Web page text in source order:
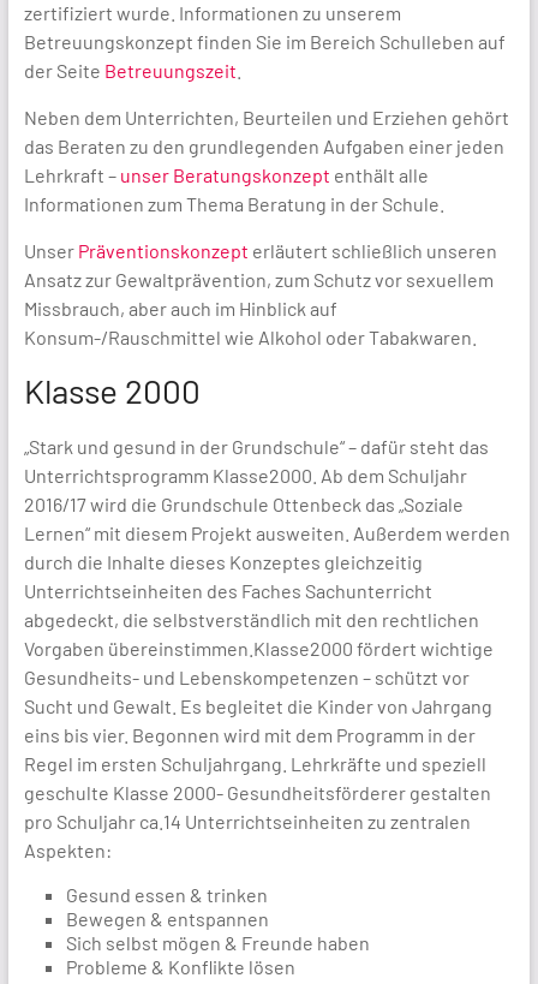
zertifiziert wurde. Informationen zu unserem
Betreuungskonzept finden Sie im Bereich Schulleben auf
der Seite Betreuungszeit
Neben dem Unterrichten, Beurteilen und Erziehen gehört
das Beraten zu den grundlegenden Aufgaben einer jeden
Lehrkraft – unser Beratungskonzept enthält alle
Informationen zum Thema Beratung in der Schule.
Unser Präventionskonzept erläutert schließlich unseren
Ansatz zur Gewaltprävention, zum Schutz vor sexuellem
Missbrauch, aber auch im Hinblick auf
Konsum-/Rauschmittel wie Alkohol oder Tabakwaren.
Klasse 2000
„Stark und gesund in der Grundschule“ – dafür steht das
Unterrichtsprogramm Klasse2000. Ab dem Schuljahr
2016/17 wird die Grundschule Ottenbeck das „Soziale
Lernen“ mit diesem Projekt ausweiten. Außerdem werden
durch die Inhalte dieses Konzeptes gleichzeitig
Unterrichtseinheiten des Faches Sachunterricht
abgedeckt, die selbstverständlich mit den rechtlichen
Vorgaben übereinstimmen.Klasse2000 fördert wichtige
Gesundheits- und Lebenskompetenzen – schützt vor
Sucht und Gewalt. Es begleitet die Kinder von Jahrgang
eins bis vier. Begonnen wird mit dem Programm in der
Regel im ersten Schuljahrgang. Lehrkräfte und speziell
geschulte Klasse 2000- Gesundheitsförderer gestalten
pro Schuljahr ca.14 Unterrichtseinheiten zu zentralen
Aspekten:
Gesund essen & trinken
Bewegen & entspannen
Sich selbst mögen & Freunde haben
Probleme & Konflikte lösen